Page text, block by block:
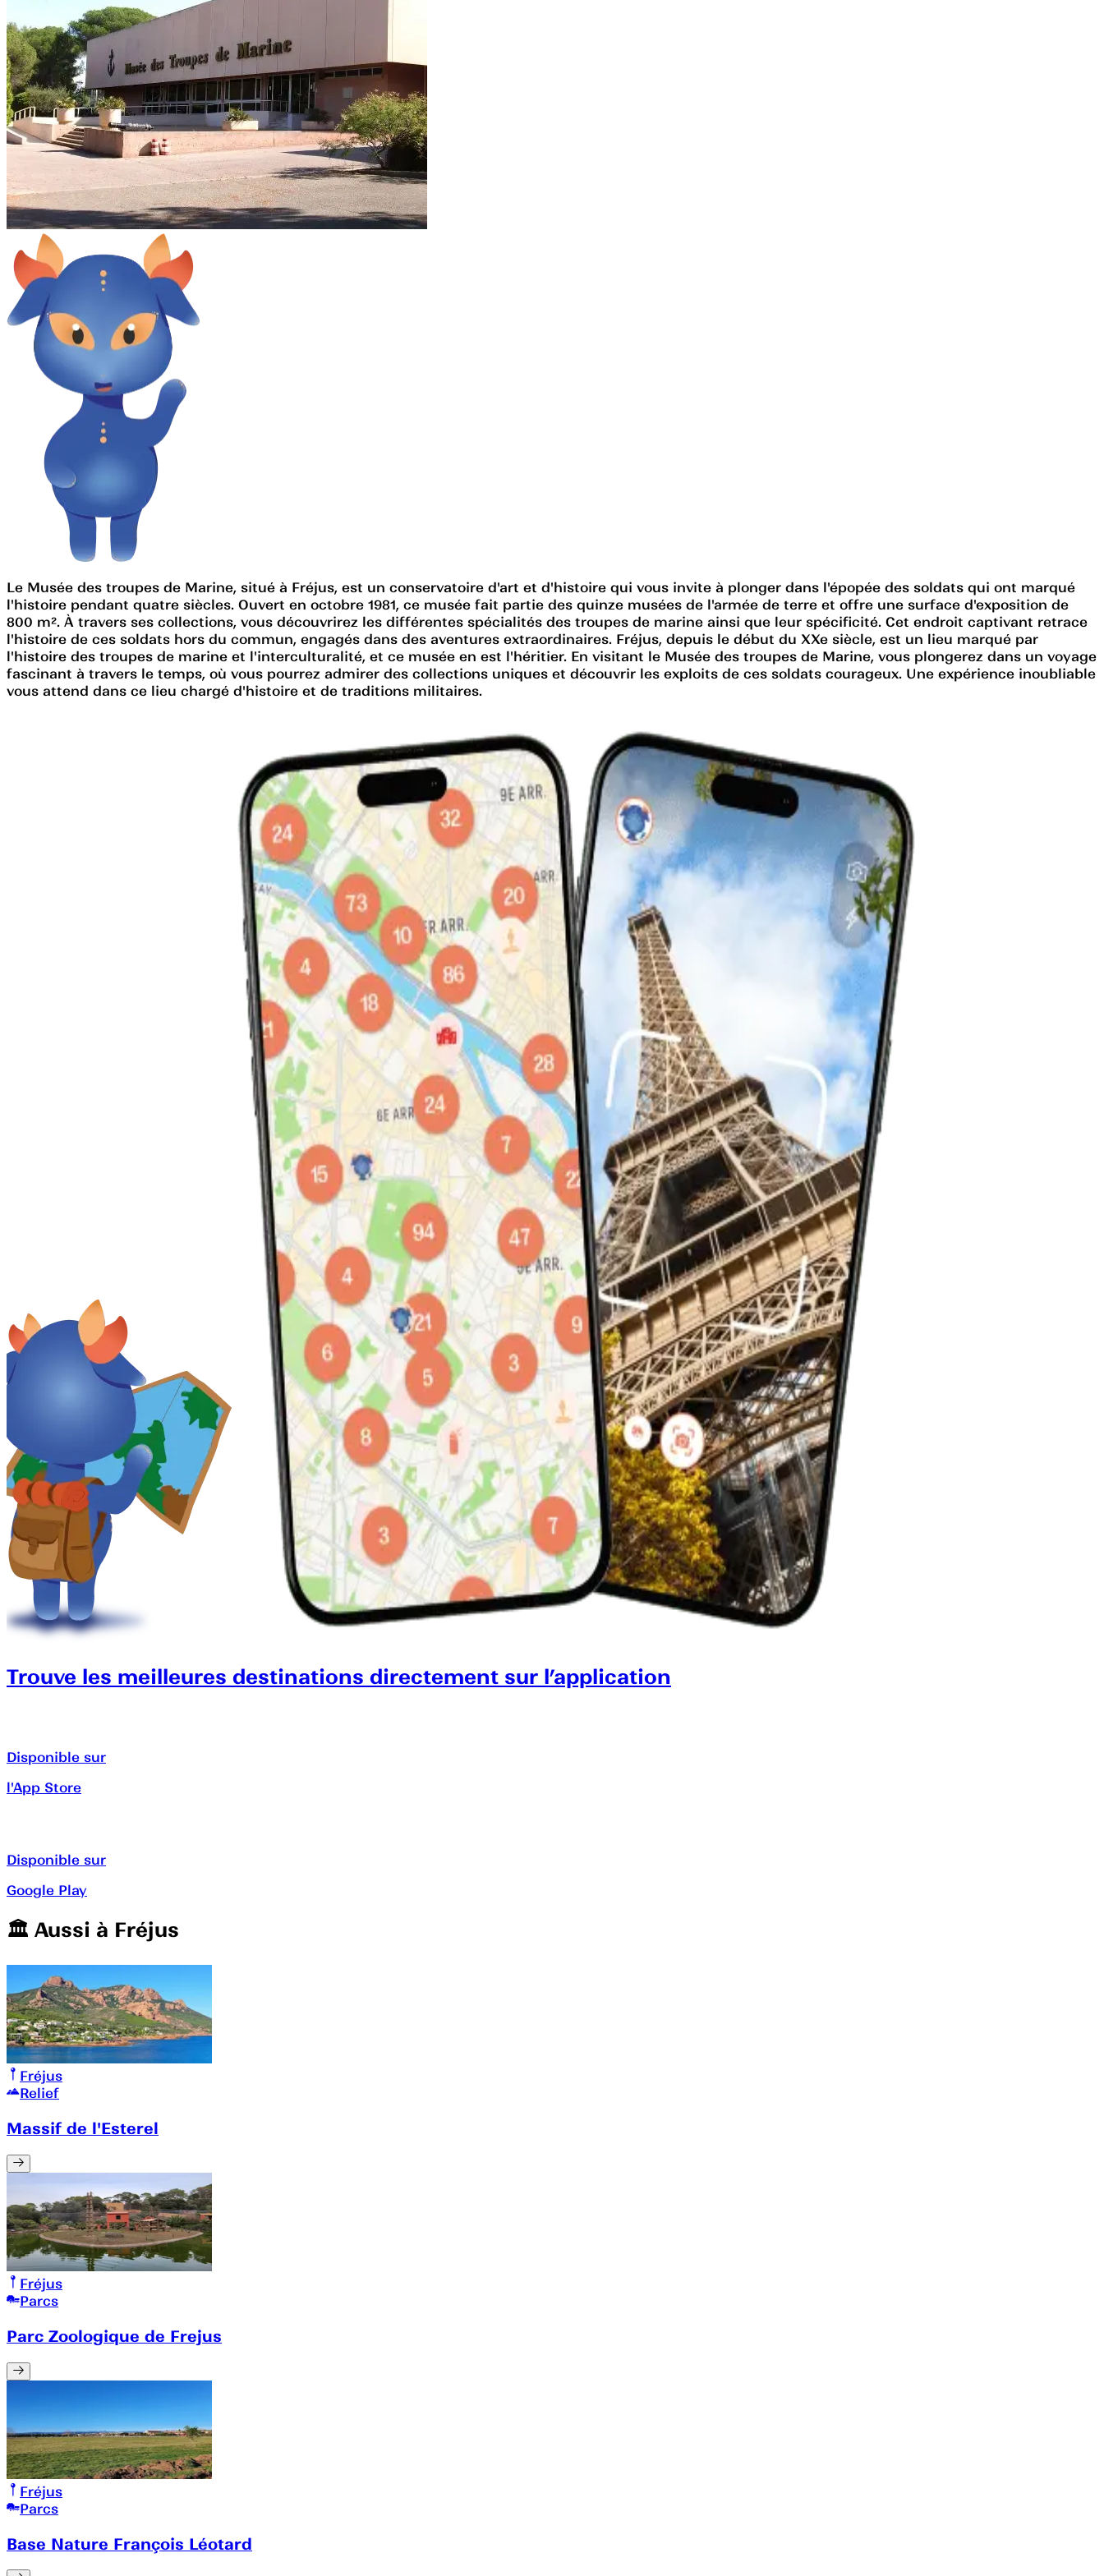
Le Musée des troupes de Marine, situé à Fréjus, est un conservatoire d'art et d'histoire qui vous invite à plonger dans l'épopée des soldats qui ont marqué
l'histoire pendant quatre siècles. Ouvert en octobre 1981, ce musée fait partie des quinze musées de l'armée de terre et offre une surface d'exposition de
800 m². À travers ses collections, vous découvrirez les différentes spécialités des troupes de marine ainsi que leur spécificité. Cet endroit captivant retrace
l'histoire de ces soldats hors du commun, engagés dans des aventures extraordinaires. Fréjus, depuis le début du XXe siècle, est un lieu marqué par
l'histoire des troupes de marine et l'interculturalité, et ce musée en est l'héritier. En visitant le Musée des troupes de Marine, vous plongerez dans un voyage
fascinant à travers le temps, où vous pourrez admirer des collections uniques et découvrir les exploits de ces soldats courageux. Une expérience inoubliable
vous attend dans ce lieu chargé d'histoire et de traditions militaires.
Trouve les meilleures destinations directement sur l’application
Disponible sur
l'App Store
Disponible sur
Google Play
🏛️️ Aussi à Fréjus
Fréjus
Relief
Massif de l'Esterel
Fréjus
Parcs
Parc Zoologique de Frejus
Fréjus
Parcs
Base Nature François Léotard